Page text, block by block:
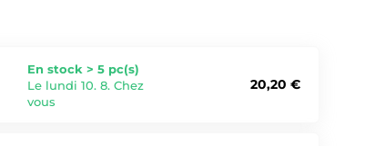
En stock > 5 pc(s)
Le lundi 10. 8. Chez
vous
20,20 €